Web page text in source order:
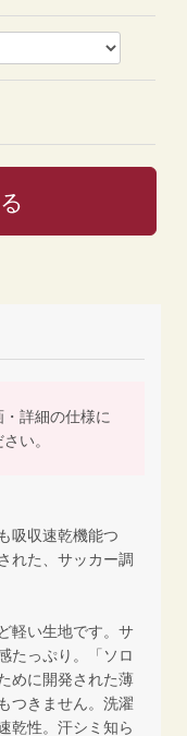
詳細の仕様に
い。
吸収速乾機能つ
れた、サッカー調
軽い生地です。サ
たっぷり。「ソロ
めに開発された薄
つきません。洗濯
乾性。汗シミ知ら